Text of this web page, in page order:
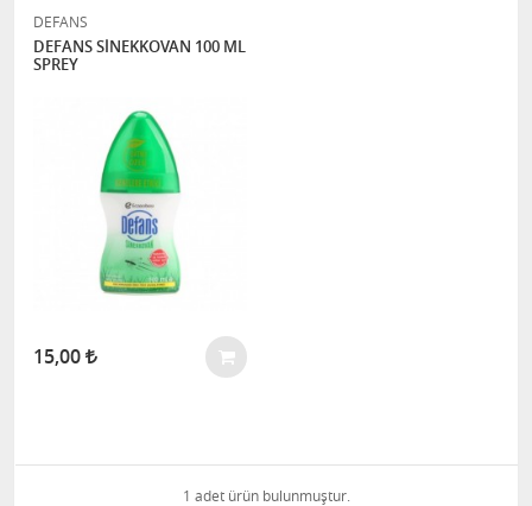
DEFANS
DEFANS SİNEKKOVAN 100 ML
SPREY
15,00
1 adet ürün bulunmuştur.